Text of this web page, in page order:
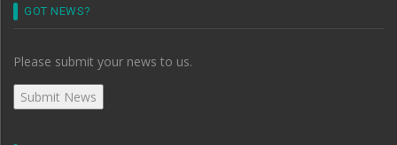
GOT NEWS?
Please submit your news to us.